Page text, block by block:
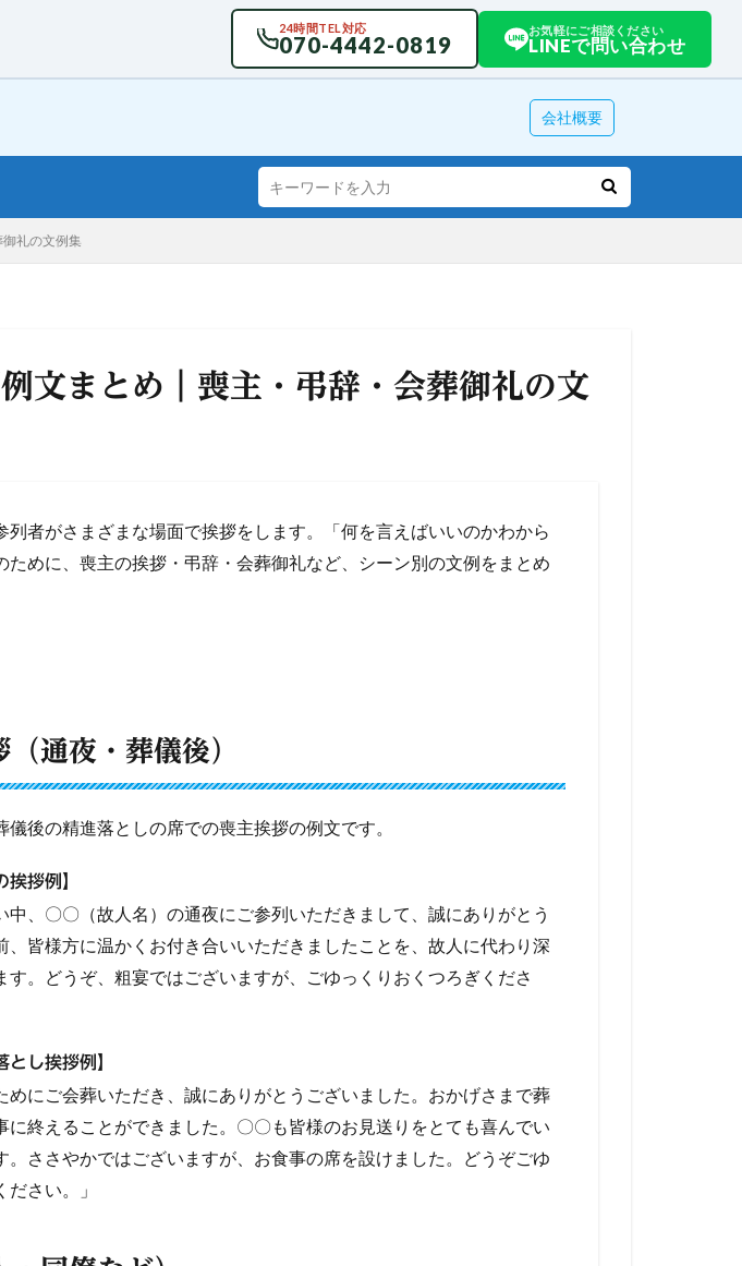
24時間TEL対応
070-4442-0819
お気軽にご相談ください
LINEで問い合わせ
会社概要
礼の文例集
文まとめ｜喪主・弔辞・会葬御礼の文
列者がさまざまな場面で挨拶をします。「何を言えばいいのかわから
ために、喪主の挨拶・弔辞・会葬御礼など、シーン別の文例をまとめ
通夜・葬儀後）
儀後の精進落としの席での喪主挨拶の例文です。
挨拶例】
中、〇〇（故人名）の通夜にご参列いただきまして、誠にありがとう
、皆様方に温かくお付き合いいただきましたことを、故人に代わり深
す。どうぞ、粗宴ではございますが、ごゆっくりおくつろぎくださ
とし挨拶例】
めにご会葬いただき、誠にありがとうございました。おかげさまで葬
に終えることができました。〇〇も皆様のお見送りをとても喜んでい
。ささやかではございますが、お食事の席を設けました。どうぞごゆ
さい。」